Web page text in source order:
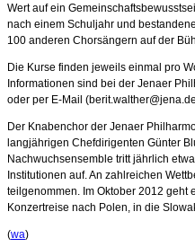
Wert auf ein
nach einem Schuljahr und
100 anderen Chorsängern auf der
Die Kurse finden jeweils einmal pro
Informationen sind bei der Jenaer
oder per E-Mail
Der Knabenchor der Jenaer
langjährigen Chefdirigenten Günter
Nachwuchsensemble tritt jährlich
Institutionen auf. An zahlreichen
teilgenommen. Im Oktober 2012 geht
Konzertreise nach Polen, in die
(wa)